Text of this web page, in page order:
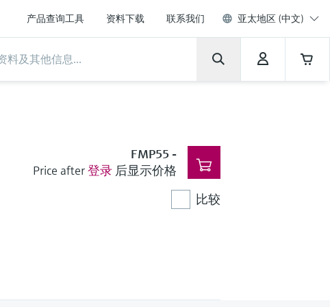
产品查询工具 资料下载 联系我们 亚太地区 (中文)
FMP55 -
Price after登录后显示价格
比较